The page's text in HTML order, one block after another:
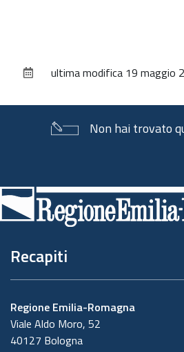
documentoultima modifica 19 maggio
Non hai trovato
di
pagina
Recapiti
Regione Emilia-Romagna
Viale Aldo Moro, 52
40127 Bologna